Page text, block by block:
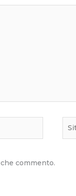
commento.